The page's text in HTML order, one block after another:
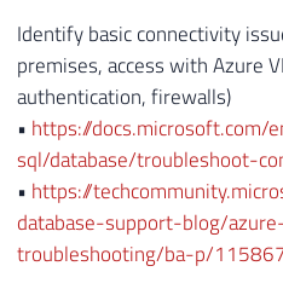
Identify basic connectivity
premises, access with Azure
authentication, firewalls)
• https://docs.microsoft.com/
sql/database/troubleshoot-
• https://
database-support-blog/
troubleshooting/ba-p/